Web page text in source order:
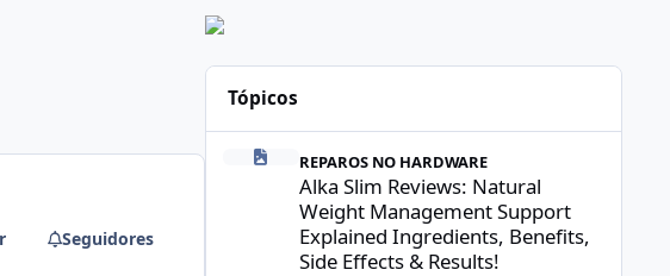
Seguidores
Tópicos
REPAROS NO HARDWARE
Alka Slim Reviews: Natural
Weight Management Support
Explained Ingredients, Benefits,
Side Effects & Results!